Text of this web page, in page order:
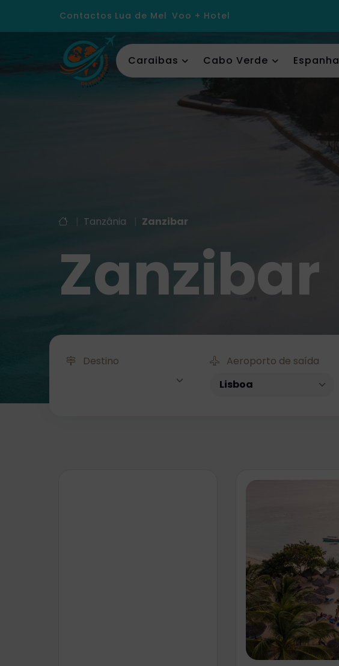
Contactos Lua de Mel Voo + Hotel
Caraibas Cabo Verde Espanha
| Tanzânia Zanzibar
Zanzibar
Destino Aeroporto de saída